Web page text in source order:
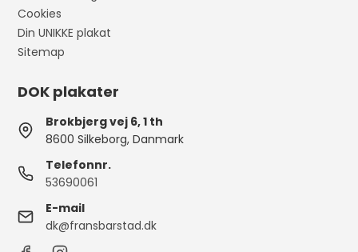
Cookies
Din UNIKKE plakat
Sitemap
DOK plakater
Brokbjerg vej 6, 1 th
8600 Silkeborg, Danmark
Telefonnr.
53690061
E-mail
dk@fransbarstad.dk